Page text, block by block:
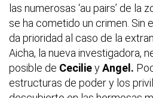
las numerosas ‘au pairs’ de la
se ha cometido un crimen. Sin
da prioridad al caso de la
Aicha, la nueva investigadora,
posible de CecilieyAngel.
estructuras de poder y los